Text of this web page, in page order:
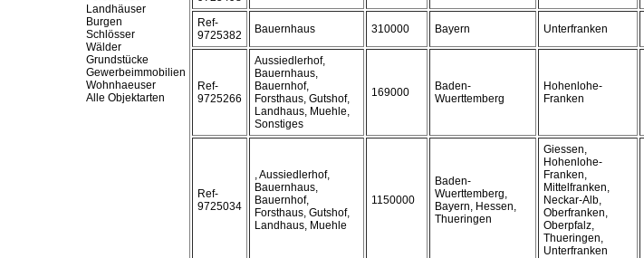
Landhäuser
Burgen
Schlösser
Wälder
Grundstücke
Gewerbeimmobilien
Wohnhaeuser
Alle Objektarten
Ref-
9725382
Bauernhaus 310000 Bayern Unterfranken
Ref-
9725266
Aussiedlerhof,
Bauernhaus,
Bauernhof,
Forsthaus, Gutshof,
Landhaus, Muehle,
Sonstiges
169000
Baden-
Wuerttemberg
Hohenlohe-
Franken
Ref-
9725034
, Aussiedlerhof,
Bauernhaus,
Bauernhof,
Forsthaus, Gutshof,
Landhaus, Muehle
1150000
Baden-
Wuerttemberg,
Bayern, Hessen,
Thueringen
Giessen,
Hohenlohe-
Franken,
Mittelfranken,
Neckar-Alb,
Oberfranken,
Oberpfalz,
Thueringen,
Unterfranken